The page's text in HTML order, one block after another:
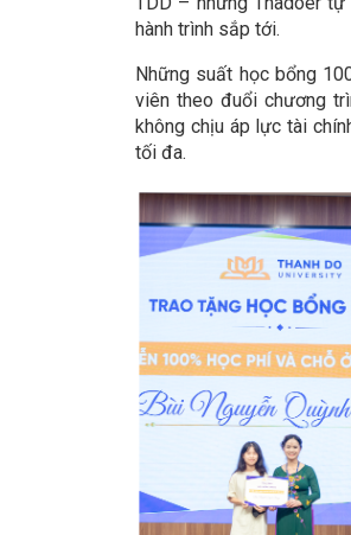
hành trình sắp tới.
Những suất học bổng
viên theo đuổi chương
không chịu áp lực tài
tối đa.